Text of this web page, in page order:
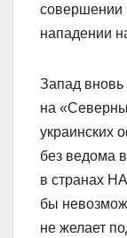
совершении
нападении
Запад вновь
на
украинских
без ведома
в странах
бы
не желает